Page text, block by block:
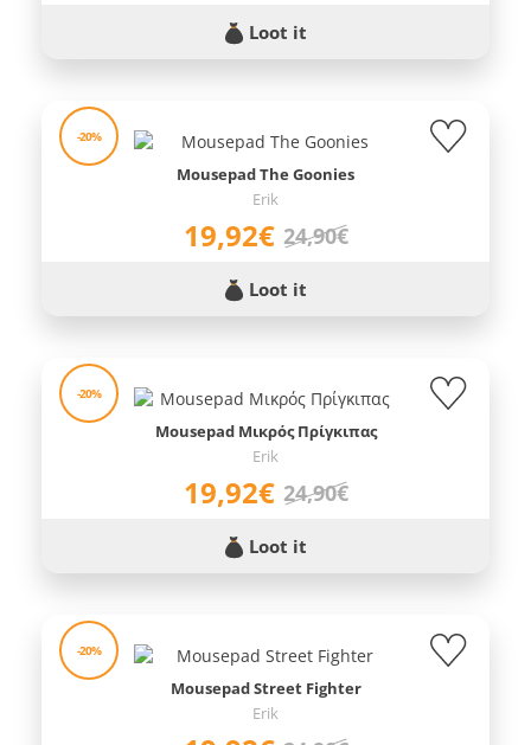
Loot it
-20%
Mousepad The Goonies
Erik
19,92€ 24,90€
Loot it
-20%
Mousepad Μικρός Πρίγκιπας
Erik
19,92€ 24,90€
Loot it
-20%
Mousepad Street Fighter
Erik